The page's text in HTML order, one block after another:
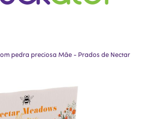
pedra preciosa Mãe - Prados de Nectar